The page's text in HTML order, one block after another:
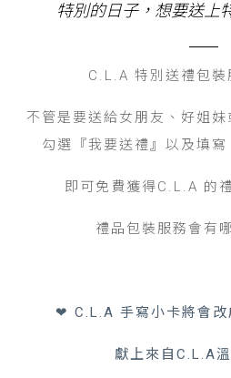
特別的日子，想要送上
C.L.A 特別送禮包裝
不管是要送給女朋友、好姐
勾選『我要送禮』以及填寫
即可免費獲得C.L.A 的
禮品包裝服務會有
❤ C.L.A 手寫小卡將會改
獻上來自C.L.A